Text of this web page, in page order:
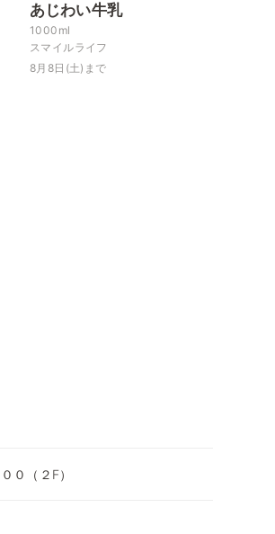
あじわい牛乳
1000ml
スマイルライフ
8月8日(土)まで
０（２F）